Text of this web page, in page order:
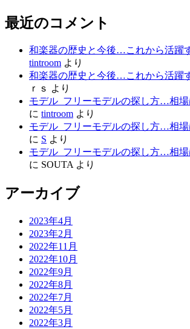
最近のコメント
和楽器の歴史と今後…これから活躍
tintroom より
和楽器の歴史と今後…これから活躍
ｒｓ より
モデル_フリーモデルの探し方…相場
に tintroom より
モデル_フリーモデルの探し方…相場
に S より
モデル_フリーモデルの探し方…相場
に SOUTAより
アーカイブ
2023年4月
2023年2月
2022年11月
2022年10月
2022年9月
2022年8月
2022年7月
2022年5月
2022年3月